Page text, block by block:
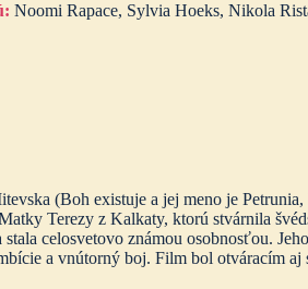
Noomi Rapace, Sylvia Hoeks, Nikola
(Boh existuje a jej meno je
Terezy z Kalkaty, ktorú stvárnila
celosvetovo známou osobnosťou.
a vnútorný boj. Film bol otváracím